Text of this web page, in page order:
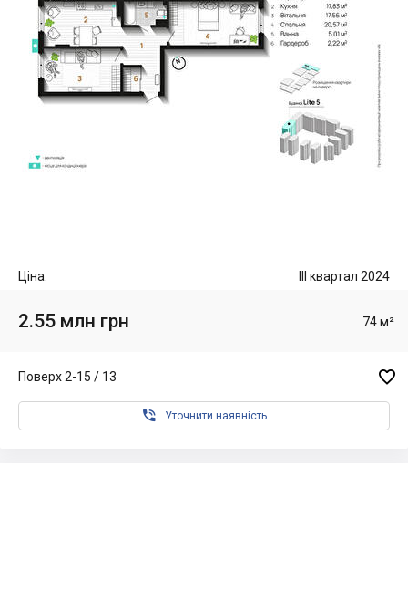
Ціна: III квартал 2024
2.55 млн грн 74 м²
Поверх 2-15 / 13 
 Уточнити наявність